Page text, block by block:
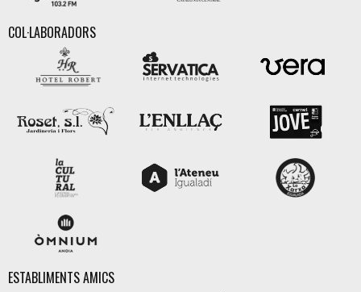
COL·LABORADORS
ESTABLIMENTS AMICS